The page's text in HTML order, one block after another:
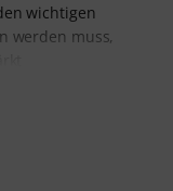
wichtigen
werden muss,